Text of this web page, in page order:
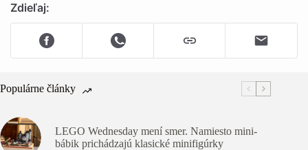
Zdieľaj:
Populárne články
LEGO Wednesday mení smer. Namiesto mini-
bábik prichádzajú klasické minifigúrky